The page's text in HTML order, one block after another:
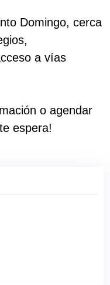
Domingo, cerca
a vías
o agendar
espera!